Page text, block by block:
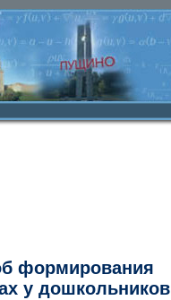
формирования
у дошкольников